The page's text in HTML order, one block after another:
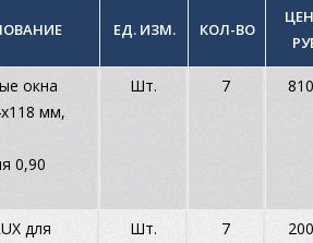
ЕД. ИЗМ. КОЛ-ВО
окна
мм,
0,90
Шт. 7
для
Шт. 7